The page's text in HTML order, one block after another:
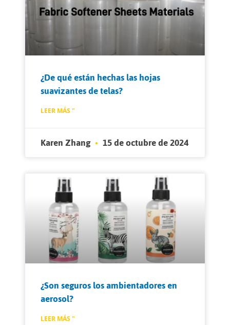
¿De qué están hechas las hojas
suavizantes de telas?
LEER MÁS "
Karen Zhang 15 de octubre de 2024
¿Son seguros los ambientadores en
aerosol?
LEER MÁS "